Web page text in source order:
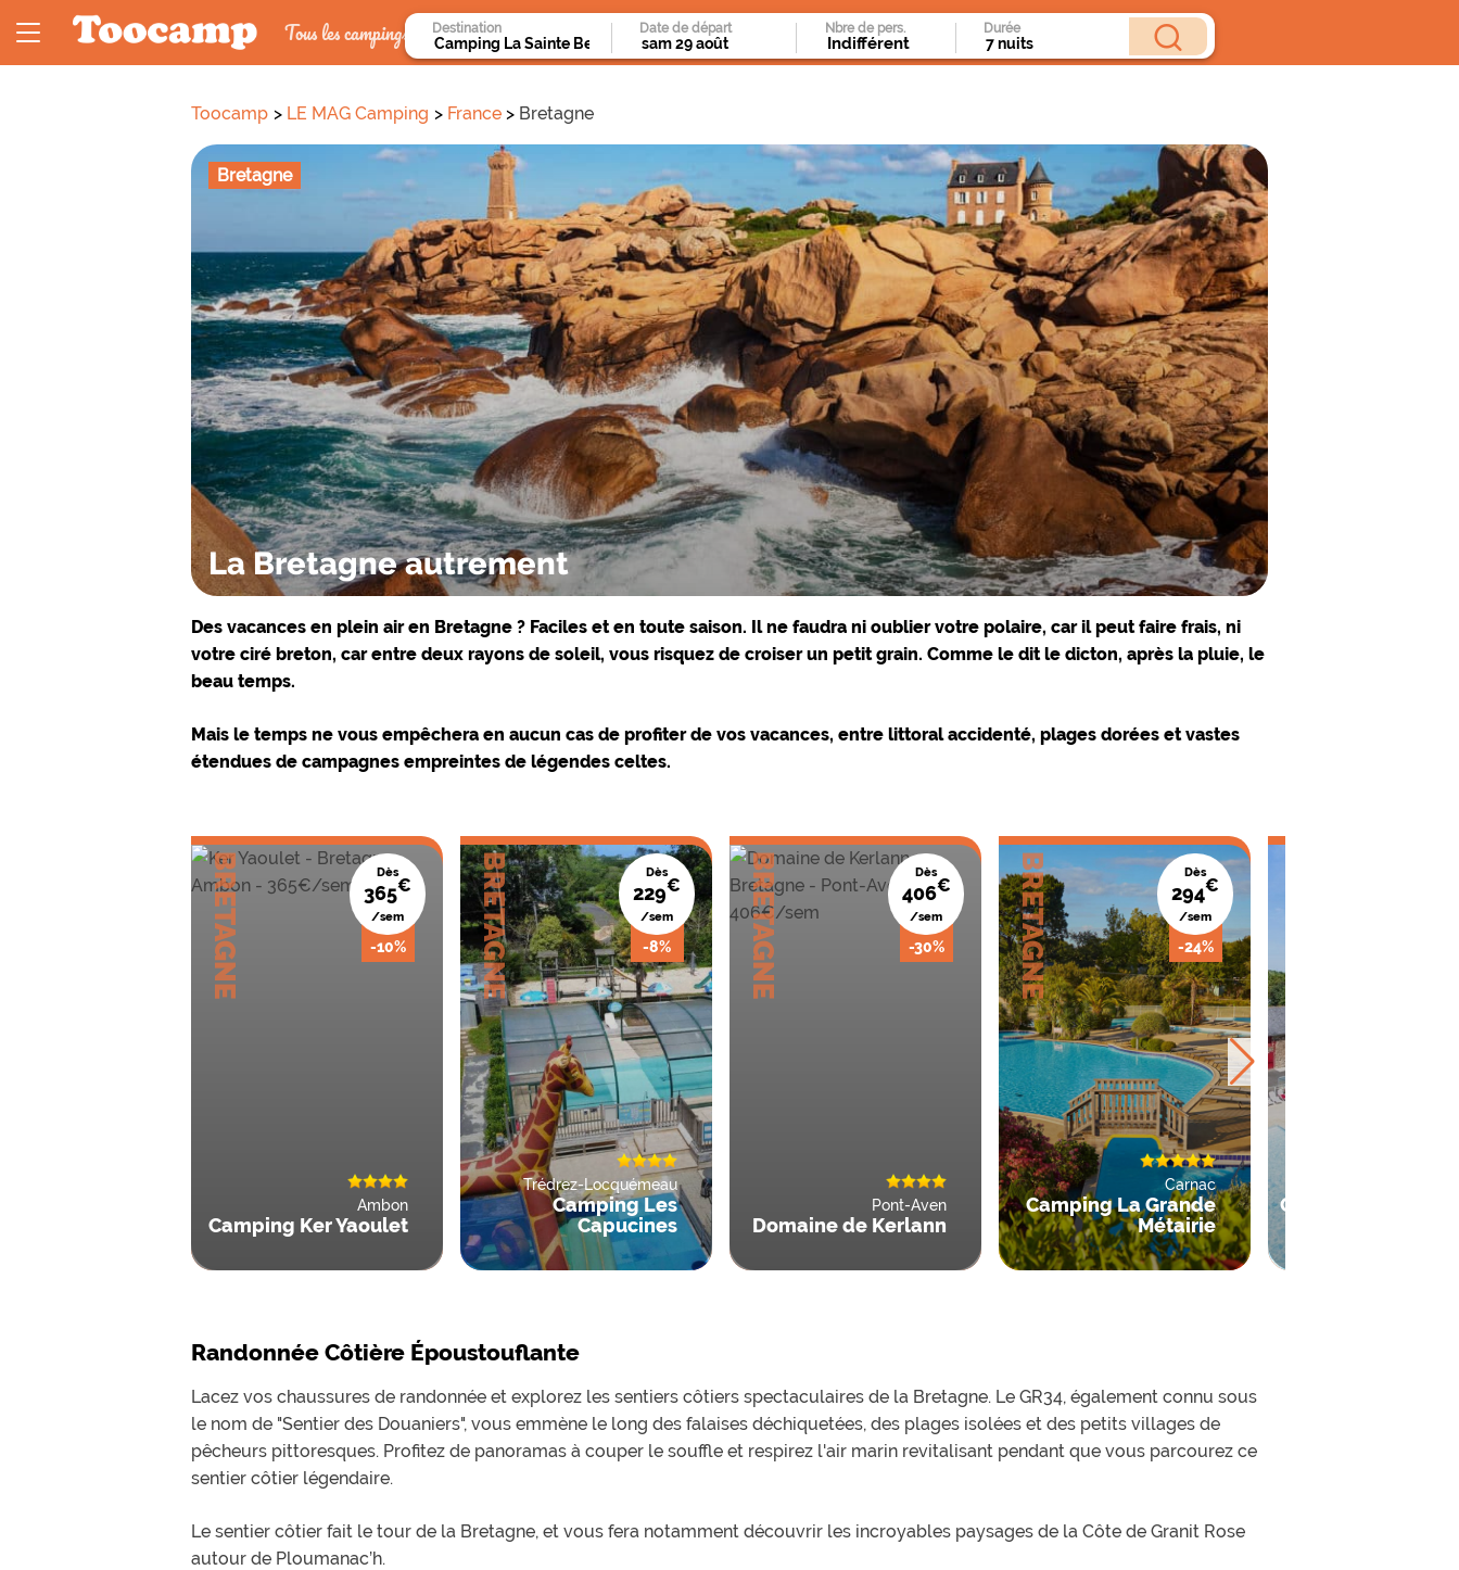
Tous les campings Destination Date de départ Durée
Nbre de pers.
Toocamp LE MAG Camping France Bretagne
Bretagne
La Bretagne autrement
Des vacances en plein air en Bretagne ? Faciles et en toute saison. Il ne faudra ni oublier votre polaire, car il peut faire frais, ni
votre ciré breton, car entre deux rayons de soleil, vous risquez de croiser un petit grain. Comme le dit le dicton, après la pluie, le
beau temps.
Mais le temps ne vous empêchera en aucun cas de profiter de vos vacances, entre littoral accidenté, plages dorées et vastes
étendues de campagnes empreintes de légendes celtes.
BRETAGNE Dès
365€
/sem
-10%
Ambon
Camping Ker Yaoulet
BRETAGNE Dès
229€
/sem
-8%
Trédrez-Locquémeau
Camping Les
Capucines
BRETAGNE Dès
406€
/sem
-30%
Pont-Aven
Domaine de Kerlann
BRETAGNE Dès
294€
/sem
-24%
Carnac
Camping La Grande
Métairie
Camping Le
Randonnée Côtière Époustouflante
Lacez vos chaussures de randonnée et explorez les sentiers côtiers spectaculaires de la Bretagne. Le GR34, également connu sous
le nom de "Sentier des Douaniers", vous emmène le long des falaises déchiquetées, des plages isolées et des petits villages de
pêcheurs pittoresques. Profitez de panoramas à couper le souffle et respirez l'air marin revitalisant pendant que vous parcourez ce
sentier côtier légendaire.
Le sentier côtier fait le tour de la Bretagne, et vous fera notamment découvrir les incroyables paysages de la Côte de Granit Rose
autour de Ploumanac’h.